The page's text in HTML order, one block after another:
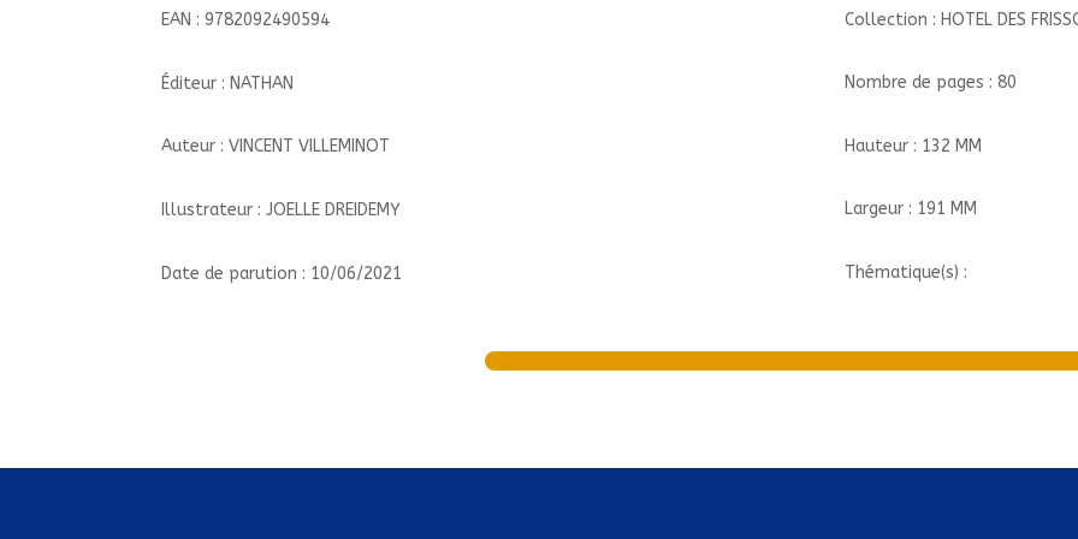
EAN : 9782092490594
Éditeur : NATHAN
Auteur : VINCENT VILLEMINOT
Illustrateur : JOELLE DREIDEMY
Date de parution : 10/06/2021
Collection : HOTEL DES
Nombre de pages : 80
Hauteur : 132 MM
Largeur : 191 MM
Thématique(s) :